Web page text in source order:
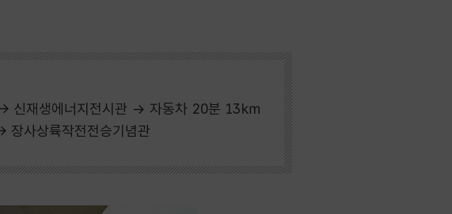
신재생에너지전시관 → 자동차 20분 13㎞
사상륙작전전승기념관